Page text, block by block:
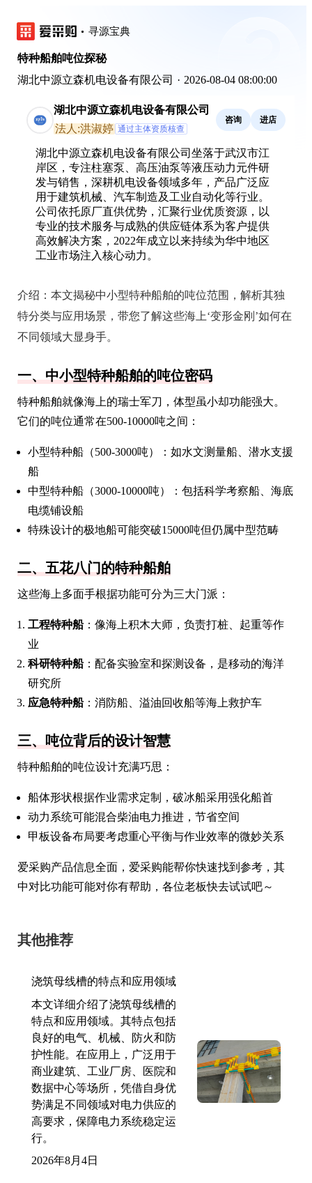
寻源宝典
特种船舶吨位探秘
湖北中源立森机电设备有限公司 · 2026-08-04 08:00:00
湖北中源立森机电设备有限公司
法人:洪淑婷 通过主体资质核查
咨询 进店
湖北中源立森机电设备有限公司坐落于武汉市江
岸区，专注柱塞泵、高压油泵等液压动力元件研
发与销售，深耕机电设备领域多年，产品广泛应
用于建筑机械、汽车制造及工业自动化等行业。
公司依托原厂直供优势，汇聚行业优质资源，以
专业的技术服务与成熟的供应链体系为客户提供
高效解决方案，2022年成立以来持续为华中地区
工业市场注入核心动力。
介绍： 本文揭秘中小型特种船舶的吨位范围，解析其独
特分类与应用场景，带您了解这些海上‘变形金刚’如何在
不同领域大显身手。
一、中小型特种船舶的吨位密码
特种船舶就像海上的瑞士军刀，体型虽小却功能强大。
它们的吨位通常在500-10000吨之间：
小型特种船（500-3000吨）：如水文测量船、潜水支援
船
中型特种船（3000-10000吨）：包括科学考察船、海底
电缆铺设船
特殊设计的极地船可能突破15000吨但仍属中型范畴
二、五花八门的特种船舶
这些海上多面手根据功能可分为三大门派：
工程特种船：像海上积木大师，负责打桩、起重等作
业
科研特种船：配备实验室和探测设备，是移动的海洋
研究所
应急特种船：消防船、溢油回收船等海上救护车
三、吨位背后的设计智慧
特种船舶的吨位设计充满巧思：
船体形状根据作业需求定制，破冰船采用强化船首
动力系统可能混合柴油电力推进，节省空间
甲板设备布局要考虑重心平衡与作业效率的微妙关系
爱采购产品信息全面，爱采购能帮你快速找到参考，其
中对比功能可能对你有帮助，各位老板快去试试吧～
其他推荐
浇筑母线槽的特点和应用领域
本文详细介绍了浇筑母线槽的
特点和应用领域。其特点包括
良好的电气、机械、防火和防
护性能。在应用上，广泛用于
商业建筑、工业厂房、医院和
数据中心等场所，凭借自身优
势满足不同领域对电力供应的
高要求，保障电力系统稳定运
行。
2026年8月4日